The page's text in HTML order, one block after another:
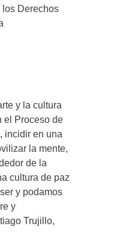
Derechos
y la cultura
el Proceso de
incidir en una
la mente,
de la
cultura de paz
y podamos
y
Trujillo,